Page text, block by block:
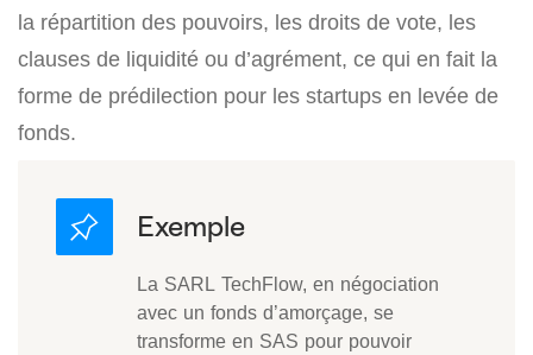
la répartition des pouvoirs, les droits de vote, les
clauses de liquidité ou d’agrément, ce qui en fait la
forme de prédilection pour les startups en levée de
fonds.
La SARL TechFlow, en négociation
avec un fonds d’amorçage, se
transforme en SAS pour pouvoir